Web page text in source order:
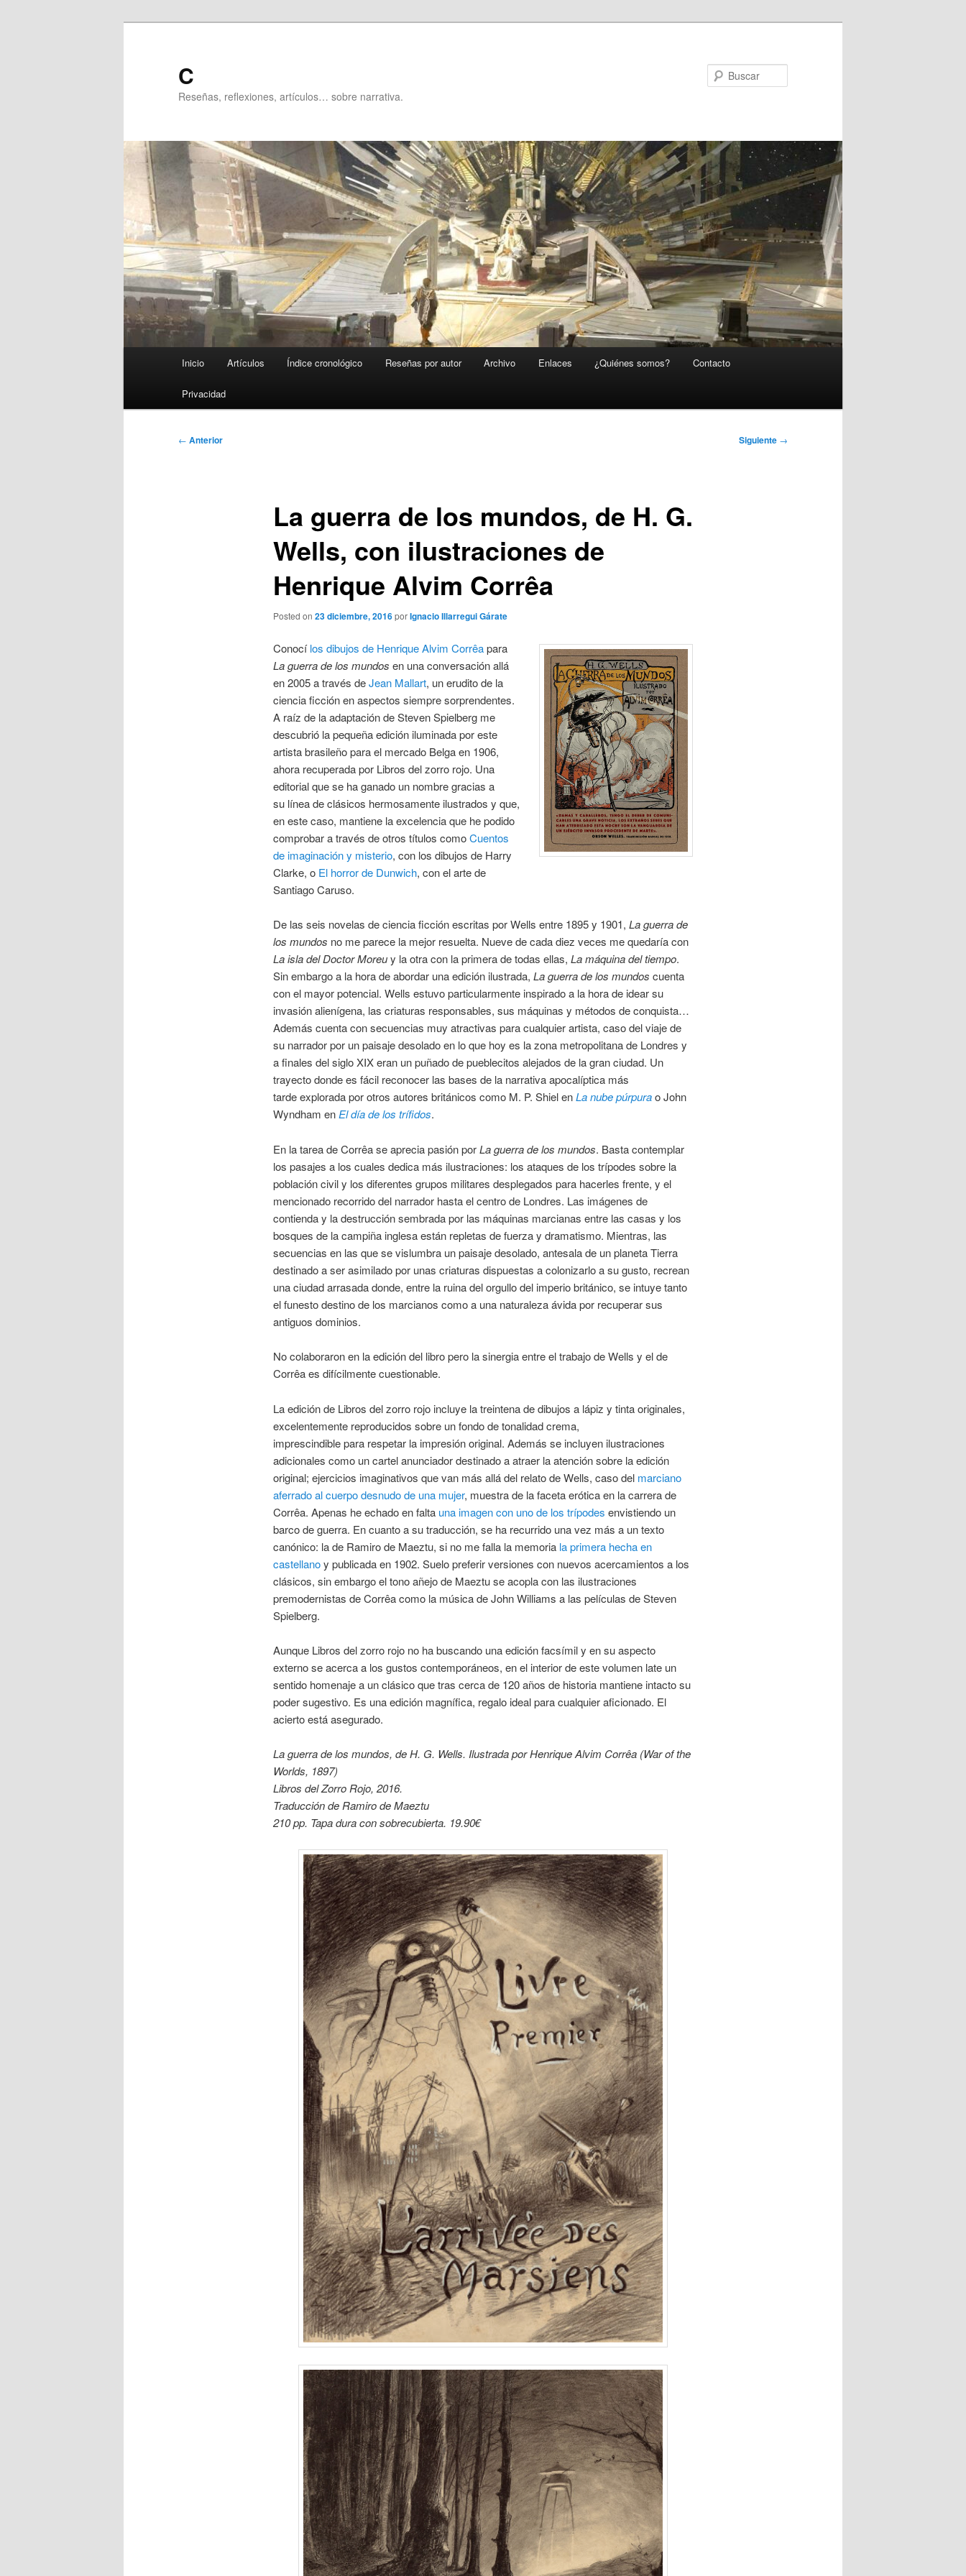
C
Reseñas, reflexiones, artículos… sobre narrativa.
Inicio Artículos Índice cronológico Reseñas por autor Archivo Enlaces ¿Quiénes somos? Contacto
Privacidad
Navegación
← Anterior Siguiente →
La guerra de los mundos, de H. G.
Wells, con ilustraciones de
Henrique Alvim Corrêa
Posted on 23 diciembre, 2016porIgnacio Illarregui Gárate
Conocílos dibujos de Henrique Alvim Corrêapara
La guerra de los mundos en una conversación allá
en 2005 a través deJean Mallart, un erudito de la
ciencia ficción en aspectos siempre sorprendentes.
A raíz de la adaptación de Steven Spielberg me
descubrió la pequeña edición iluminada por este
artista brasileño para el mercado Belga en 1906,
ahora recuperada por Libros del zorro rojo. Una
editorial que se ha ganado un nombre gracias a
su línea de clásicos hermosamente ilustrados y que,
en este caso, mantiene la excelencia que he podido
comprobar a través de otros títulos comoCuentos
de imaginación y misterio, con los dibujos de Harry
Clarke, o El horror de Dunwich, con el arte de
Santiago Caruso.
De las seis novelas de ciencia ficción escritas por Wells entre 1895 y 1901, La guerra de
los mundos no me parece la mejor resuelta. Nueve de cada diez veces me quedaría con
La isla del Doctor Moreuy la otra con la primera de todas ellas, La máquina del tiempo.
Sin embargo a la hora de abordar una edición ilustrada, La guerra de los mundos cuenta
con el mayor potencial. Wells estuvo particularmente inspirado a la hora de idear su
invasión alienígena, las criaturas responsables, sus máquinas y métodos de conquista…
Además cuenta con secuencias muy atractivas para cualquier artista, caso del viaje de
su narrador por un paisaje desolado en lo que hoy es la zona metropolitana de Londres y
a finales del siglo XIX eran un puñado de pueblecitos alejados de la gran ciudad. Un
trayecto donde es fácil reconocer las bases de la narrativa apocalíptica más
tarde explorada por otros autores británicos como M. P. Shiel enLa nube púrpurao John
Wyndham enEl día de los trífidos.
En la tarea de Corrêa se aprecia pasión porLa guerra de los mundos. Basta contemplar
los pasajes a los cuales dedica más ilustraciones: los ataques de los trípodes sobre la
población civil y los diferentes grupos militares desplegados para hacerles frente, y el
mencionado recorrido del narrador hasta el centro de Londres. Las imágenes de
contienda y la destrucción sembrada por las máquinas marcianas entre las casas y los
bosques de la campiña inglesa están repletas de fuerza y dramatismo. Mientras, las
secuencias en las que se vislumbra un paisaje desolado, antesala de un planeta Tierra
destinado a ser asimilado por unas criaturas dispuestas a colonizarlo a su gusto, recrean
una ciudad arrasada donde, entre la ruina del orgullo del imperio británico, se intuye tanto
el funesto destino de los marcianos como a una naturaleza ávida por recuperar sus
antiguos dominios.
No colaboraron en la edición del libro pero la sinergia entre el trabajo de Wells y el de
Corrêa es difícilmente cuestionable.
La edición de Libros del zorro rojo incluye la treintena de dibujos a lápiz y tinta originales,
excelentemente reproducidos sobre un fondo de tonalidad crema,
imprescindible para respetar la impresión original. Además se incluyen ilustraciones
adicionales como un cartel anunciador destinado a atraer la atención sobre la edición
original; ejercicios imaginativos que van más allá del relato de Wells, caso del marciano
aferrado al cuerpo desnudo de una mujer, muestra de la faceta erótica en la carrera de
Corrêa. Apenas he echado en falta una imagen con uno de los trípodes envistiendo un
barco de guerra. En cuanto a su traducción, se ha recurrido una vez más a un texto
canónico: la de Ramiro de Maeztu, si no me falla la memoria la primera hecha en
castellanoy publicada en 1902. Suelo preferir versiones con nuevos acercamientos a los
clásicos, sin embargo el tono añejo de Maeztu se acopla con las ilustraciones
premodernistas de Corrêa como la música de John Williams a las películas de Steven
Spielberg.
Aunque Libros del zorro rojo no ha buscando una edición facsímil y en su aspecto
externo se acerca a los gustos contemporáneos, en el interior de este volumen late un
sentido homenaje a un clásico que tras cerca de 120 años de historia mantiene intacto su
poder sugestivo. Es una edición magnífica, regalo ideal para cualquier aficionado. El
acierto está asegurado.
La guerra de los mundos, de H. G. Wells. Ilustrada por Henrique Alvim Corrêa (War of the
Worlds, 1897)
Libros del Zorro Rojo, 2016.
Traducción de Ramiro de Maeztu
210 pp. Tapa dura con sobrecubierta. 19.90€